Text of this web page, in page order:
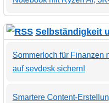
Selbständigkeit
Sommerloch für Finanzen
auf sevdesk sichern!
Smartere Content-